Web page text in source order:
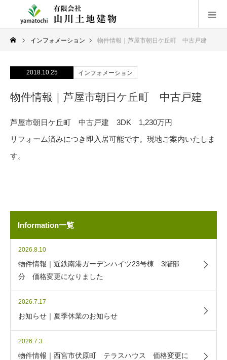
インフォメーション 物件情報｜芦屋市朝日ケ丘町 中古戸建
2018.10.25 インフォメーション
物件情報｜芦屋市朝日ケ丘町 中古戸建
芦屋市朝日ケ丘町 中古戸建 3DK 1,230万円
リフォーム済みにつき即入居可能です。現地ご案内いたしま
す。
Information一覧
2026.8.10
物件情報｜近鉄南港ガーデンハイツ23号棟 3階部
分 価格変更になりました
2026.7.17
お知らせ｜夏季休業のお知らせ
2026.7.3
物件情報｜西宮市伏原町 テラスハウス 価格変更に